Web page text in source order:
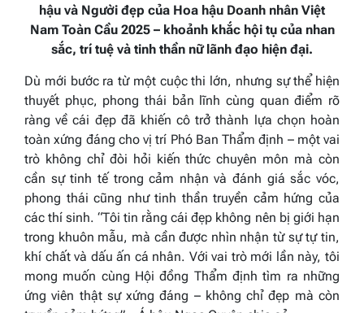
hậu và Người đẹp của Hoa hậu Doanh nhân Việt
Nam Toàn Cầu 2025 – khoảnh khắc hội tụ của nhan
sắc, trí tuệ và tinh thần nữ lãnh đạo hiện đại.
Dù mới bước ra từ một cuộc thi lớn, nhưng sự thể hiện
thuyết phục, phong thái bản lĩnh cùng quan điểm rõ
ràng về cái đẹp đã khiến cô trở thành lựa chọn hoàn
toàn xứng đáng cho vị trí Phó Ban Thẩm định – một vai
trò không chỉ đòi hỏi kiến thức chuyên môn mà còn
cần sự tinh tế trong cảm nhận và đánh giá sắc vóc,
phong thái cũng như tinh thần truyền cảm hứng của
các thí sinh. “Tôi tin rằng cái đẹp không nên bị giới hạn
trong khuôn mẫu, mà cần được nhìn nhận từ sự tự tin,
khí chất và dấu ấn cá nhân. Với vai trò mới lần này, tôi
mong muốn cùng Hội đồng Thẩm định tìm ra những
ứng viên thật sự xứng đáng – không chỉ đẹp mà còn